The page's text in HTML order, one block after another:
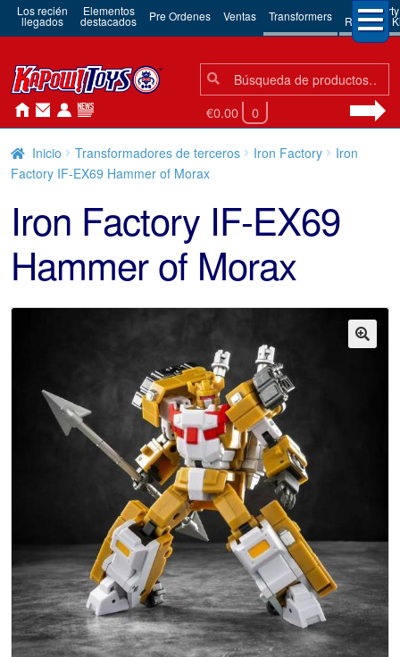
Los recién
llegados
Elementos
destacados Pre Ordenes Ventas Transformers 3rd Party
Robots &
Búsqueda:
Búsqueda
€0.00 0
Inicio Transformadores de terceros Iron Factory
Iron
Factory IF-EX69 Hammer of Morax
Iron Factory IF-EX69
Hammer of Morax